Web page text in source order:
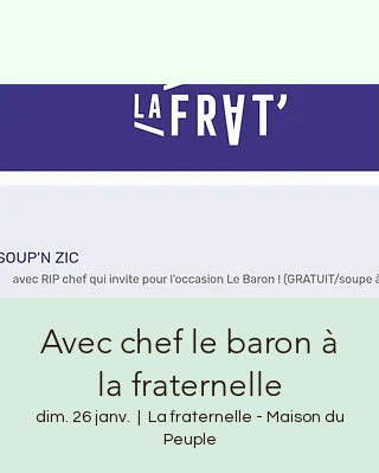
Avec chef le baron à
la fraternelle
dim. 26 janv.
La fraternelle - Maison du
Peuple